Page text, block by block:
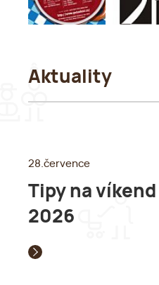
Aktuality
28.července
Tipy na víkend
2026